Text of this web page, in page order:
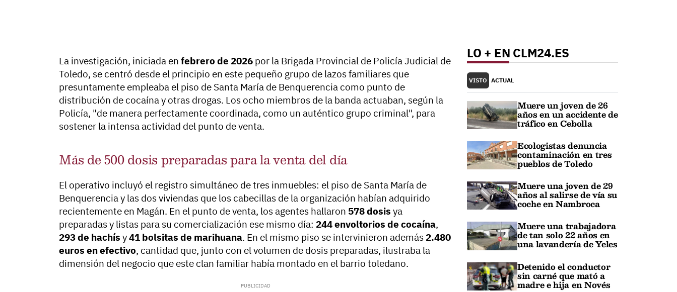
La investigación, iniciada en febrero de 2026 por la Brigada Provincial de Policía Judicial de
Toledo, se centró desde el principio en este pequeño grupo de lazos familiares que
presuntamente empleaba el piso de Santa María de Benquerencia como punto de
distribución de cocaína y otras drogas. Los ocho miembros de la banda actuaban, según la
Policía, "de manera perfectamente coordinada, como un auténtico grupo criminal", para
sostener la intensa actividad del punto de venta.
Más de 500 dosis preparadas para la venta del día
El operativo incluyó el registro simultáneo de tres inmuebles: el piso de Santa María de
Benquerencia y las dos viviendas que los cabecillas de la organización habían adquirido
recientemente en Magán. En el punto de venta, los agentes hallaron 578 dosis ya
preparadas y listas para su comercialización ese mismo día: 244 envoltorios de cocaína,
293 de hachís y41 bolsitas de marihuana. En el mismo piso se intervinieron además 2.480
euros en efectivo, cantidad que, junto con el volumen de dosis preparadas, ilustraba la
dimensión del negocio que este clan familiar había montado en el barrio toledano.
LO + EN CLM24.ES
VISTO ACTUAL
Muere un joven de 26
años en un accidente de
tráfico en Cebolla
Ecologistas denuncia
contaminación en tres
pueblos de Toledo
Muere una joven de 29
años al salirse de vía su
coche en Nambroca
Muere una trabajadora
de tan solo 22 años en
una lavandería de Yeles
Detenido el conductor
sin carné que mató a
madre e hija en Novés